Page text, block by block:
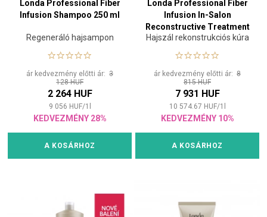
Londa Professional Fiber
Infusion Shampoo 250 ml
Regeneráló hajsampon
ár kedvezmény előtti ár: 3
128 HUF
2 264 HUF
9 056 HUF/1
KEDVEZMÉNY 28%
A KOSÁRHOZ
Londa Professional Fiber
Infusion In-Salon
Reconstructive Treatment
750 ml
Hajszál rekonstrukciós kúra
ár kedvezmény előtti ár: 8
815 HUF
7 931 HUF
10 574.67 HUF/1
KEDVEZMÉNY 10%
A KOSÁRHOZ